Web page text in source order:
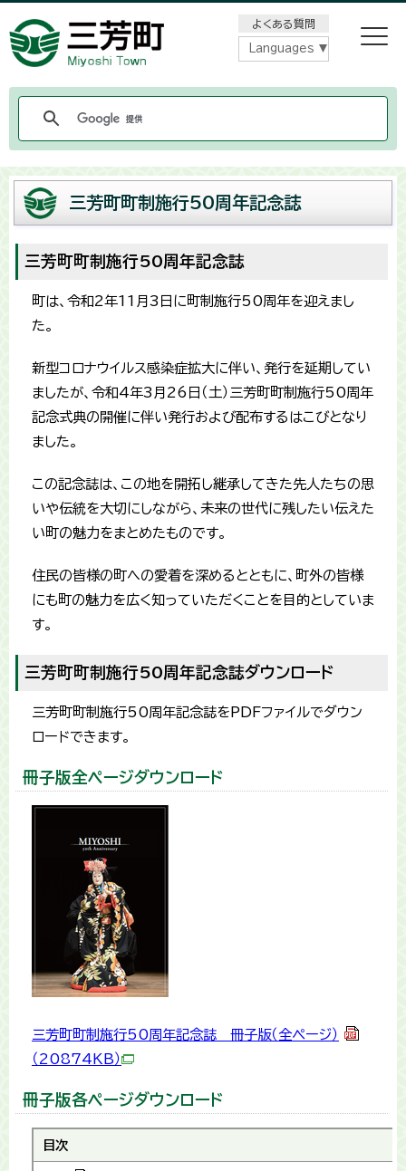
よくある質問
Languages
三芳町町制施行50周年記念誌
三芳町町制施行50周年記念誌
町は、令和2年11月3日に町制施行50周年を迎えまし
た。
新型コロナウイルス感染症拡大に伴い、発行を延期してい
ましたが、令和4年3月26日（土）三芳町町制施行50周年
記念式典の開催に伴い発行および配布するはこびとなり
ました。
この記念誌は、この地を開拓し継承してきた先人たちの思
いや伝統を大切にしながら、未来の世代に残したい伝えた
い町の魅力をまとめたものです。
住民の皆様の町への愛着を深めるとともに、町外の皆様
にも町の魅力を広く知っていただくことを目的としていま
す。
三芳町町制施行50周年記念誌ダウンロード
三芳町町制施行50周年記念誌をPDFファイルでダウン
ロードできます。
冊子版全ページダウンロード
三芳町町制施行50周年記念誌 冊子版（全ページ）
（20874KB）
冊子版各ページダウンロード
目次